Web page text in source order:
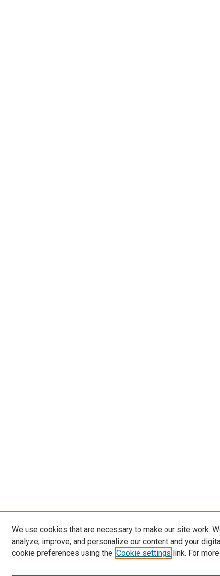
We use cookies that are necessary to make our site work.
analyze, improve, and personalize our content and your
cookie preferences using the Cookie settings link. For